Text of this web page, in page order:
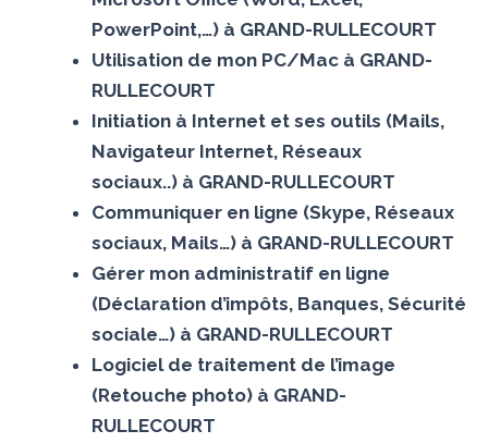
PowerPoint,…) à GRAND-RULLECOURT
Utilisation de mon PC/Mac à GRAND-
RULLECOURT
Initiation à Internet et ses outils (Mails,
Navigateur Internet, Réseaux
sociaux..) à GRAND-RULLECOURT
Communiquer en ligne (Skype, Réseaux
sociaux, Mails…) à GRAND-RULLECOURT
Gérer mon administratif en ligne
(Déclaration d’impôts, Banques, Sécurité
sociale…) à GRAND-RULLECOURT
Logiciel de traitement de l’image
(Retouche photo) à GRAND-
RULLECOURT